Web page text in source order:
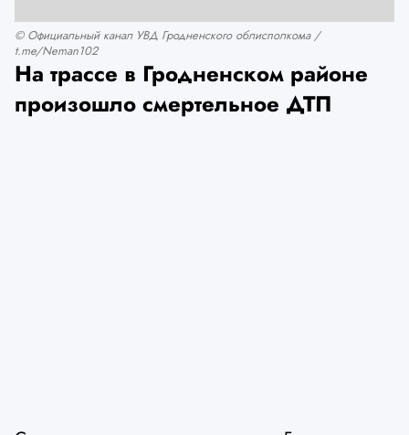
© Официальный канал УВД Гродненского облисполкома /
t.me/Neman102
На трассе в Гродненском районе
произошло смертельное ДТП